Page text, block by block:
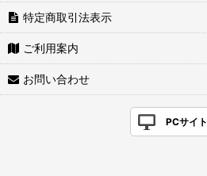
特定商取引法表示
ご利用案内
お問い合わせ
PCサイト